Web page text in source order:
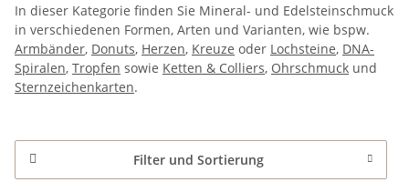
In dieser Kategorie finden Sie Mineral- und Edelsteinschmuck
in verschiedenen Formen, Arten und Varianten, wie bspw.
Armbänder, Donuts, Herzen, Kreuze oder Lochsteine, DNA-
Spiralen, Tropfen sowie Ketten & Colliers, Ohrschmuck und
Sternzeichenkarten.
Filter und Sortierung